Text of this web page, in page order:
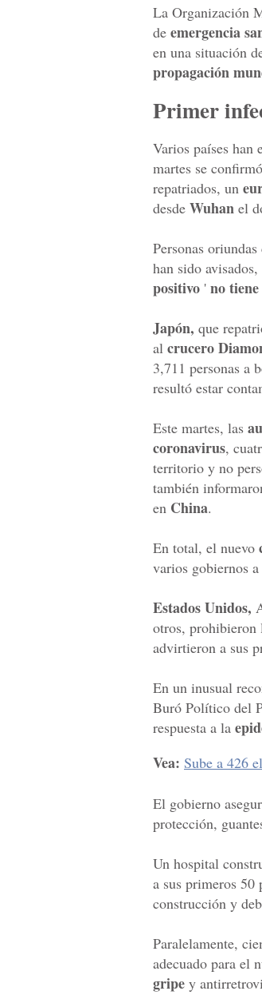
La Organización
de emergencia
en una situación
propagación
Primer
Varios países han
martes se
repatriados, un
desde Wuhan el
Personas
han sido
positivo ' no
Japón, que
al crucero
3,711 personas a
resultó estar
Este martes, las
coronavirus,
territorio y no
también
en China.
En total, el nuevo
varios gobiernos
Estados Unidos,
otros, prohibieron
advirtieron a sus
En un inusual
Buró Político del
respuesta a la
Vea: Sube a 426
El gobierno
protección,
Un hospital
a sus primeros 50
construcción y
Paralelamente,
adecuado para el
gripe y